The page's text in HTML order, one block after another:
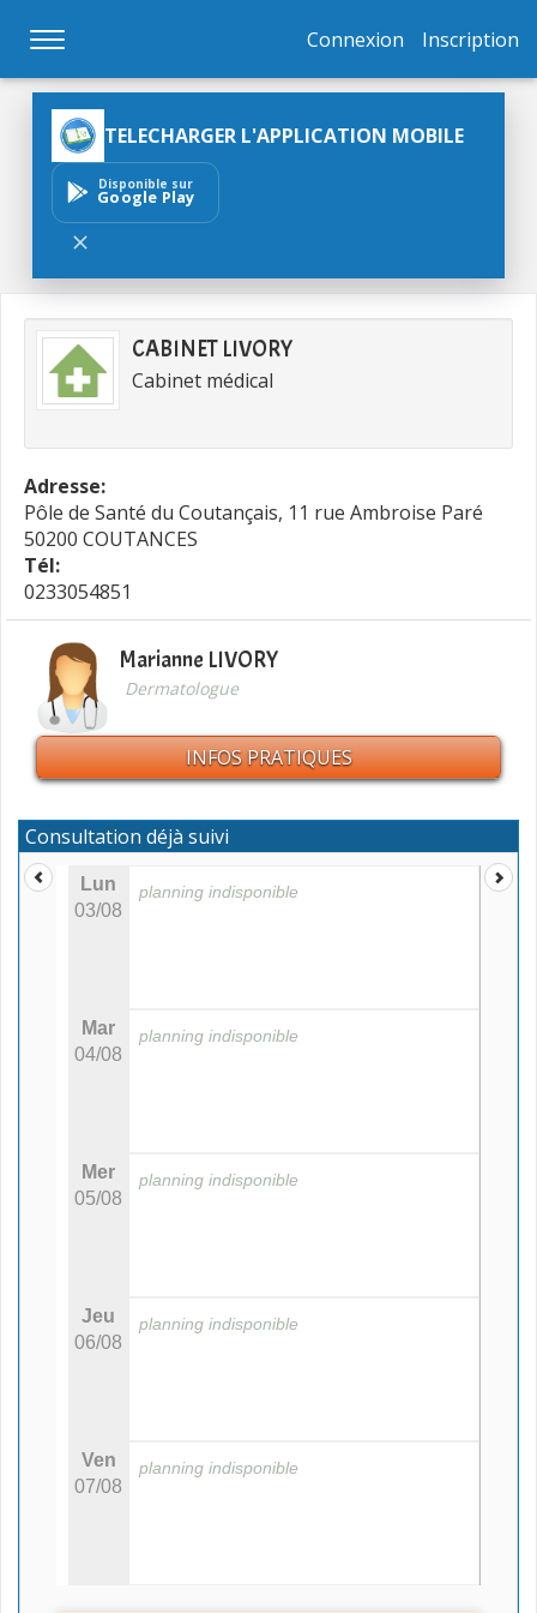
Connexion Inscription
TELECHARGER L'APPLICATION MOBILE
Disponible sur
Google Play
CABINET LIVORY
Cabinet médical
Adresse:
Pôle de Santé du Coutançais, 11 rue Ambroise Paré
50200 COUTANCES
Tél:
0233054851
Marianne LIVORY
Dermatologue
INFOS PRATIQUES
Consultation déjà suivi
Lun
03/08
Mar
04/08
Mer
05/08
Jeu
06/08
Ven
07/08
planning indisponible
planning indisponible
planning indisponible
planning indisponible
planning indisponible